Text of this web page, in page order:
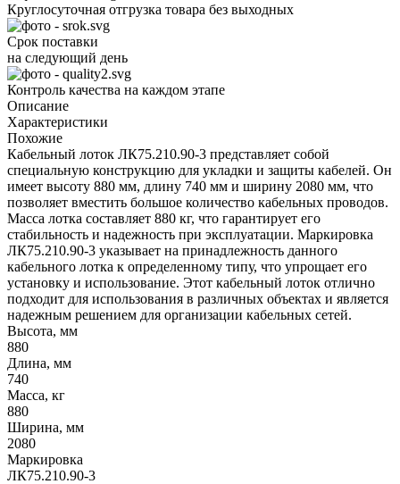
Круглосуточная отгрузка товара без выходных
Срок поставки
на следующий день
Контроль качества на каждом этапе
Описание
Характеристики
Похожие
Кабельный лоток ЛК75.210.90-3 представляет собой
специальную конструкцию для укладки и защиты кабелей. Он
имеет высоту 880 мм, длину 740 мм и ширину 2080 мм, что
позволяет вместить большое количество кабельных проводов.
Масса лотка составляет 880 кг, что гарантирует его
стабильность и надежность при эксплуатации. Маркировка
ЛК75.210.90-3 указывает на принадлежность данного
кабельного лотка к определенному типу, что упрощает его
установку и использование. Этот кабельный лоток отлично
подходит для использования в различных объектах и является
надежным решением для организации кабельных сетей.
Высота, мм
880
Длина, мм
740
Масса, кг
880
Ширина, мм
2080
Маркировка
ЛК75.210.90-3